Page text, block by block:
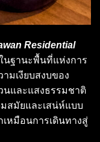
Residential
ฐานะพื้นที่แห่งการ
มเงียบสงบของ
นและแสงธรรมชาติ
สมัยและเสน่ห์แบบ
หมือนการเดินทางสู่